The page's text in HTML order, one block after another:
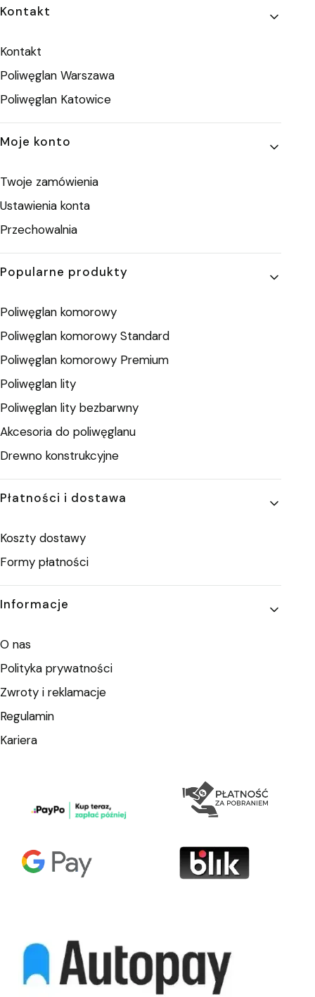
Linki w stopce
Kontakt
Kontakt
Poliwęglan Warszawa
Poliwęglan Katowice
Moje konto
Twoje zamówienia
Ustawienia konta
Przechowalnia
Popularne produkty
Poliwęglan komorowy
Poliwęglan komorowy Standard
Poliwęglan komorowy Premium
Poliwęglan lity
Poliwęglan lity bezbarwny
Akcesoria do poliwęglanu
Drewno konstrukcyjne
Płatności i dostawa
Koszty dostawy
Formy płatności
Informacje
O nas
Polityka prywatności
Zwroty i reklamacje
Regulamin
Kariera